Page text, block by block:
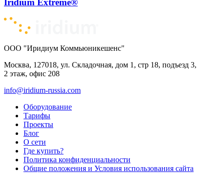
Iridium Extreme®
ООО "Иридиум Коммьюникешенс"
Москва, 127018, ул. Складочная, дом 1, стр 18, подъезд 3,
2 этаж, офис 208
info@iridium-russia.com
Оборудование
Тарифы
Проекты
Блог
О сети
Где купить?
Политика конфиденциальности
Общие положения и Условия использования сайта